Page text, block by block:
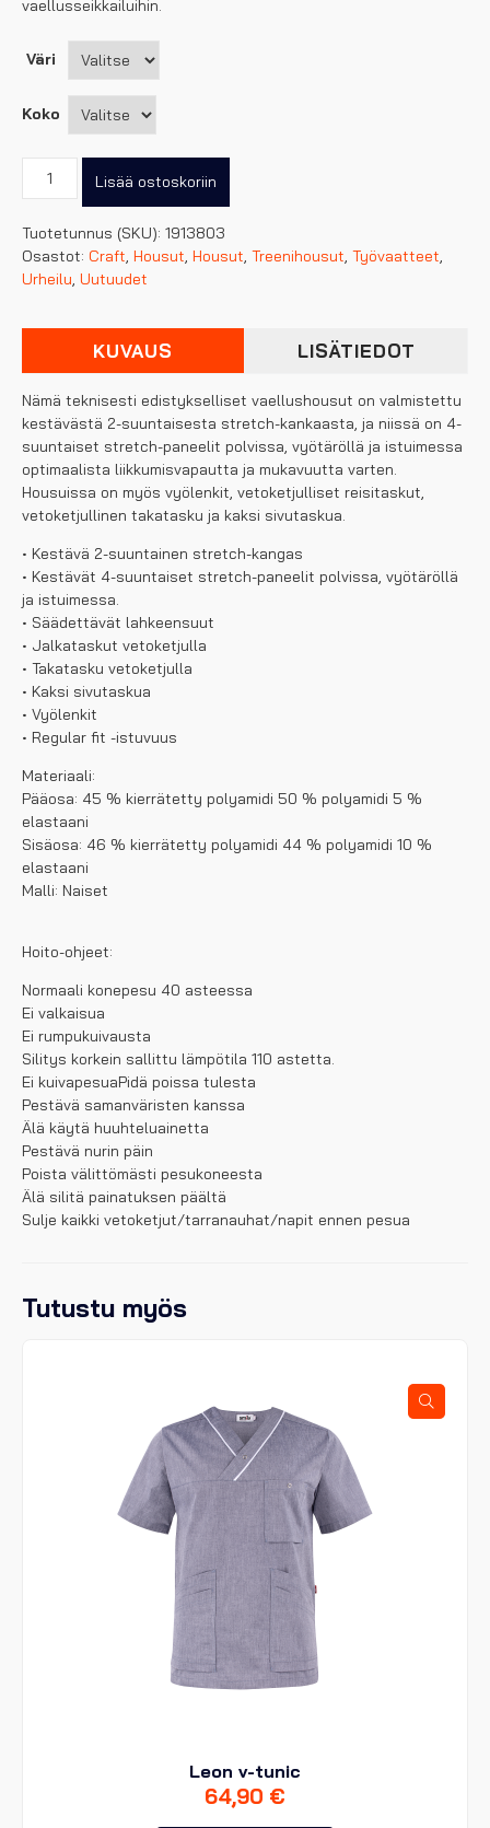
vaellusseikkailuihin.
Väri
Koko
hiking
pant,
naisten
Lisää ostoskoriin
Tuotetunnus (SKU): 1913803
Osastot: Craft, Housut, Housut, Treenihousut, Työvaatteet,
Urheilu, Uutuudet
KUVAUS LISÄTIEDOT
Nämä teknisesti edistykselliset vaellushousut on valmistettu
kestävästä 2-suuntaisesta stretch-kankaasta, ja niissä on 4-
suuntaiset stretch-paneelit polvissa, vyötäröllä ja istuimessa
optimaalista liikkumisvapautta ja mukavuutta varten.
Housuissa on myös vyölenkit, vetoketjulliset reisitaskut,
vetoketjullinen takatasku ja kaksi sivutaskua.
• Kestävä 2-suuntainen stretch-kangas
• Kestävät 4-suuntaiset stretch-paneelit polvissa, vyötäröllä
ja istuimessa.
• Säädettävät lahkeensuut
• Jalkataskut vetoketjulla
• Takatasku vetoketjulla
• Kaksi sivutaskua
• Vyölenkit
• Regular fit -istuvuus
Materiaali:
Pääosa: 45 % kierrätetty polyamidi 50 % polyamidi 5 %
elastaani
Sisäosa: 46 % kierrätetty polyamidi 44 % polyamidi 10 %
elastaani
Malli: Naiset
Hoito-ohjeet:
Normaali konepesu 40 asteessa
Ei valkaisua
Ei rumpukuivausta
Silitys korkein sallittu lämpötila 110 astetta.
Ei kuivapesuaPidä poissa tulesta
Pestävä samanväristen kanssa
Älä käytä huuhteluainetta
Pestävä nurin päin
Poista välittömästi pesukoneesta
Älä silitä painatuksen päältä
Sulje kaikki vetoketjut/tarranauhat/napit ennen pesua
Tutustu myös
Leon v-tunic
64,90 €